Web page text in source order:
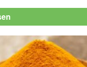
(Abruf: